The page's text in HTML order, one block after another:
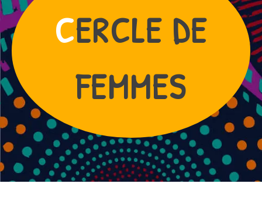
CERCLE DE
FEMMES